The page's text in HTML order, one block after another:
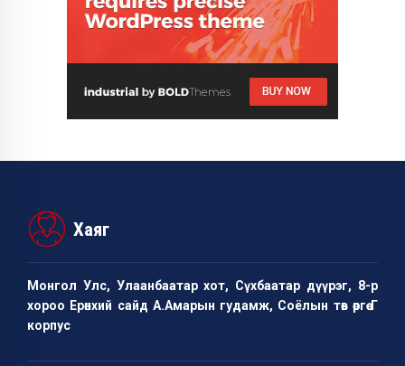
Хаяг
Монгол Улс, Улаанбаатар хот, Сүхбаатар дүүрэг, 8-р
хороо Ерөнхий сайд А.Амарын гудамж, Соёлын төв өргөө Г
корпус